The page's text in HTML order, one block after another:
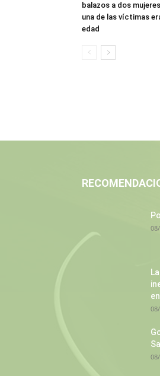
balazos a dos
una de las víctimas
edad